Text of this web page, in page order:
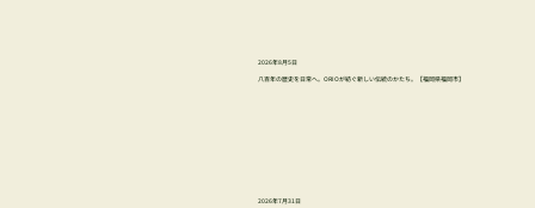
2026年8月5日
八百年の歴史を日常へ。ORIOが紡ぐ新しい伝統のかたち。【福岡県福岡市】
2026年7月31日